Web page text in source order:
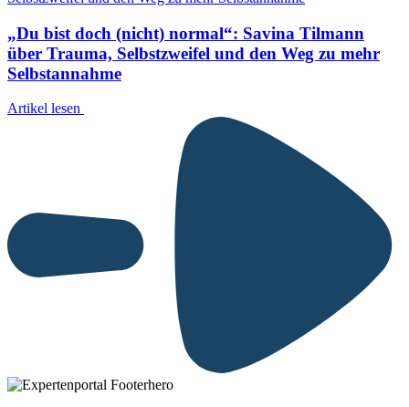
„Du bist doch (nicht) normal“: Savina Tilmann
über Trauma, Selbstzweifel und den Weg zu mehr
Selbstannahme
Artikel lesen